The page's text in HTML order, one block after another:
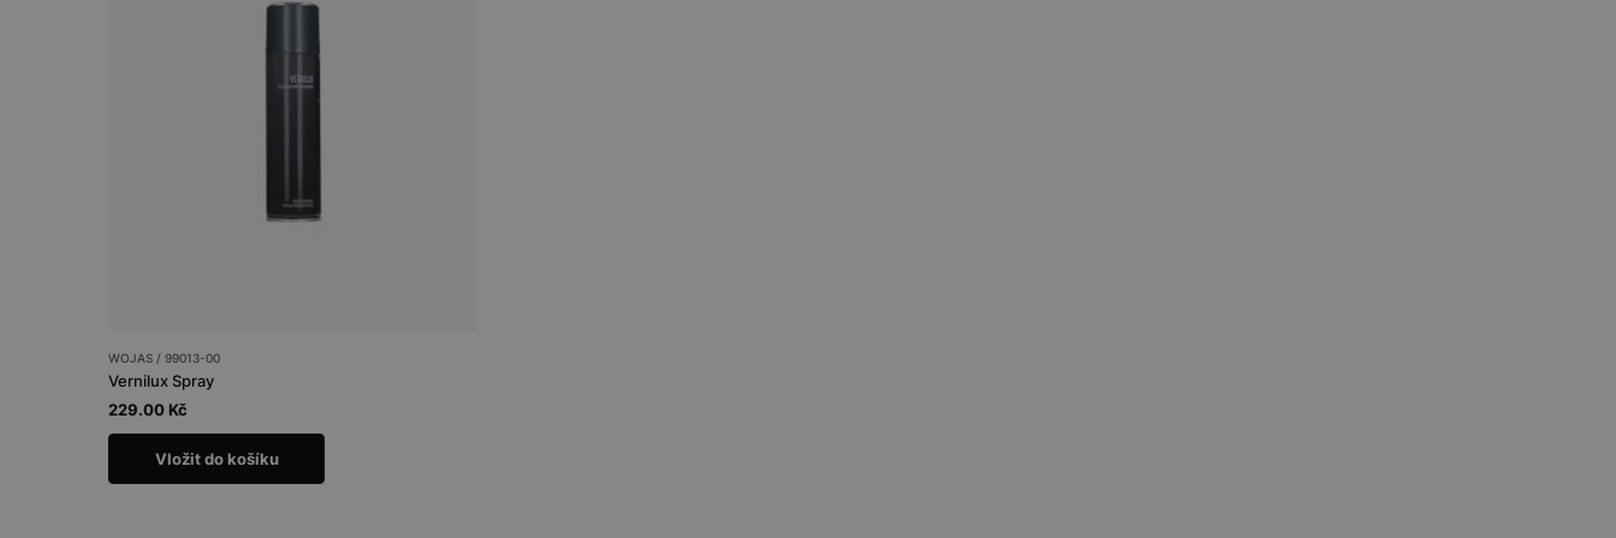
WOJAS / 99013-00
Vernilux Spray
229.00 Kč
Vložit do košíku